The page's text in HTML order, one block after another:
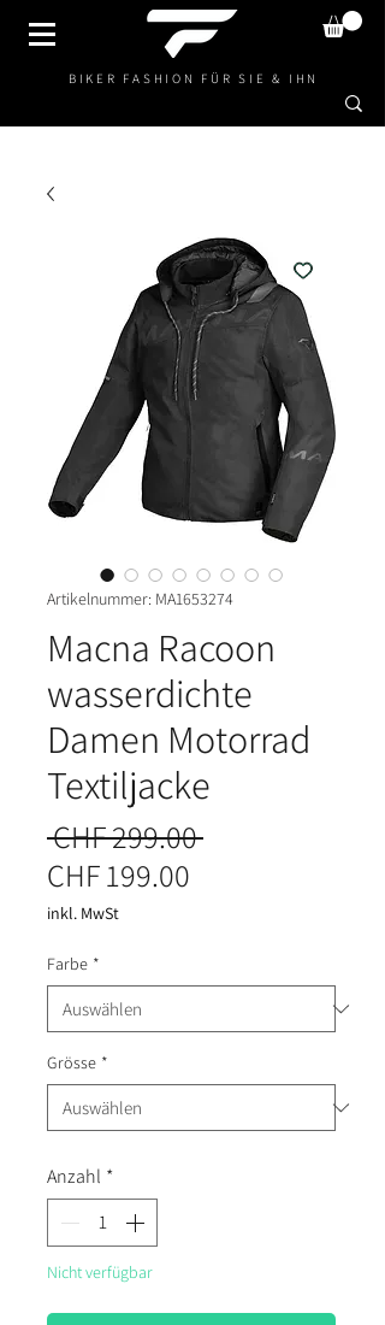
BIKER FASHION FÜR SIE & IHN
Artikelnummer: MA1653274
Macna Racoon
wasserdichte
Damen Motorrad
Textiljacke
CHF 299.00 Standardpreis
CHF 199.00
inkl. MwSt
Farbe *
Grösse *
Anzahl *
Nicht verfügbar